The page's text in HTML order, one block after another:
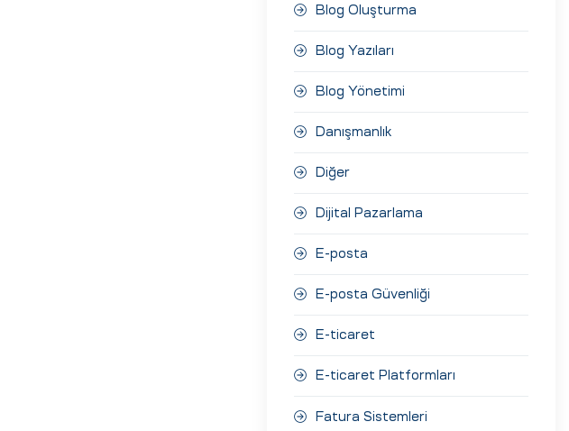
Blog Oluşturma
Blog Yazıları
Blog Yönetimi
Danışmanlık
Diğer
Dijital Pazarlama
E-posta
E-posta Güvenliği
E-ticaret
E-ticaret Platformları
Fatura Sistemleri